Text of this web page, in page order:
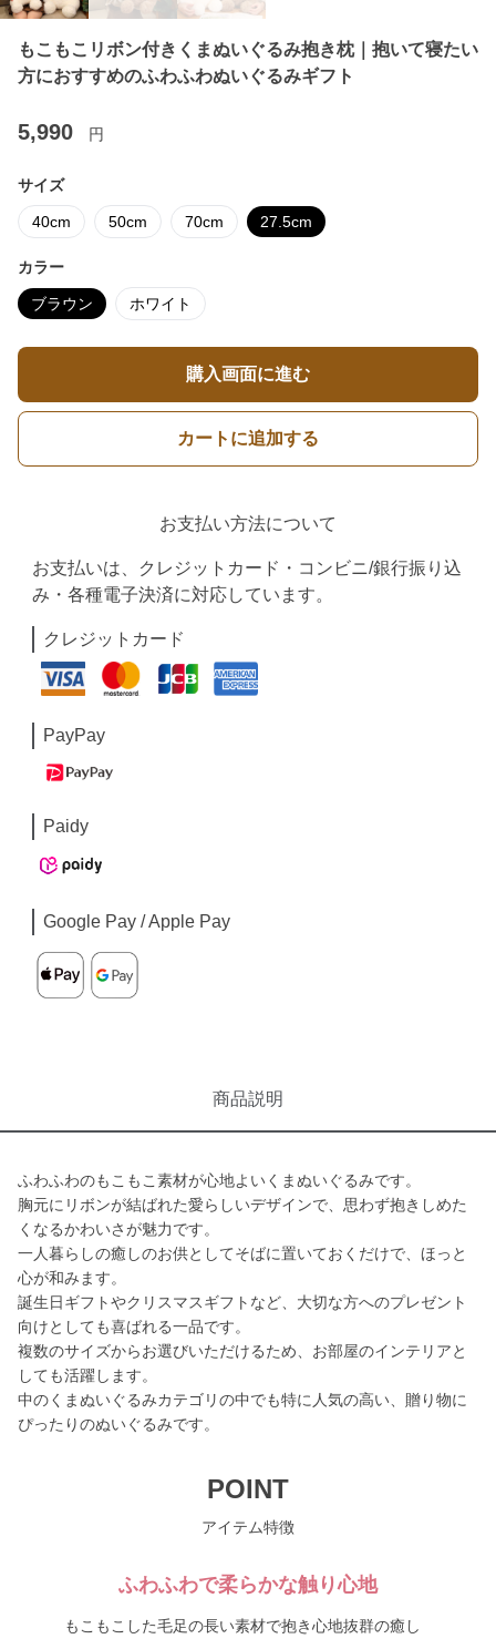
もこもこリボン付きくまぬいぐるみ抱き枕｜抱いて寝たい
方におすすめのふわふわぬいぐるみギフト
5,990 円
サイズ
40cm 50cm 70cm 27.5cm
カラー
ブラウン ホワイト
購入画面に進む
カートに追加する
お支払い方法について
お支払いは、クレジットカード・コンビニ/銀行振り込
み・各種電子決済に対応しています。
クレジットカード
PayPay
Paidy
Google Pay / Apple Pay
商品説明
ふわふわのもこもこ素材が心地よいくまぬいぐるみです。
胸元にリボンが結ばれた愛らしいデザインで、思わず抱きしめた
くなるかわいさが魅力です。
一人暮らしの癒しのお供としてそばに置いておくだけで、ほっと
心が和みます。
誕生日ギフトやクリスマスギフトなど、大切な方へのプレゼント
向けとしても喜ばれる一品です。
複数のサイズからお選びいただけるため、お部屋のインテリアと
しても活躍します。
中のくまぬいぐるみカテゴリの中でも特に人気の高い、贈り物に
ぴったりのぬいぐるみです。
POINT
アイテム特徴
ふわふわで柔らかな触り心地
もこもこした毛足の長い素材で抱き心地抜群の癒し